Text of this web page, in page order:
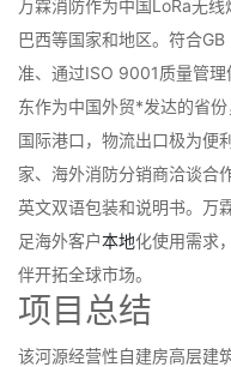
万霖消防作为中国LoRa无
巴西等国家和地区。符合
准、通过ISO 9001质量管
东作为中国外贸*发达的省
国际港口，物流出口极为便
家、海外消防分销商洽谈合
英文双语包装和说明书。万
足海外客户本地化使用需求
伴开拓全球市场。
项目总结
该河源经营性自建房高层建